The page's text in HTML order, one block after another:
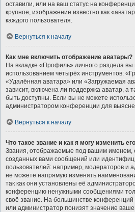
оставили, или на ваш статус на
крупное, изображение известно как
каждого пользователя.
Вернуться к началу
Как мне включить отображение аватары?
На вкладке «Профиль» личного раздела вы
использованием четырёх инструментов:
«Удалённая аватара» или «Загружаемая
зависит, включена ли поддержка аватар, а
быть доступны. Если вы не можете
администратором конференции для
Вернуться к началу
Что такое звание и как я могу изменить
Звания, отображаемые под вашим именем,
созданных вами сообщений или
пользователей: например, модераторов и
не можете напрямую изменять
так как они установлены её
конференцию ненужными сообщениями
своё звание. На большинстве
или администратор понизят значение